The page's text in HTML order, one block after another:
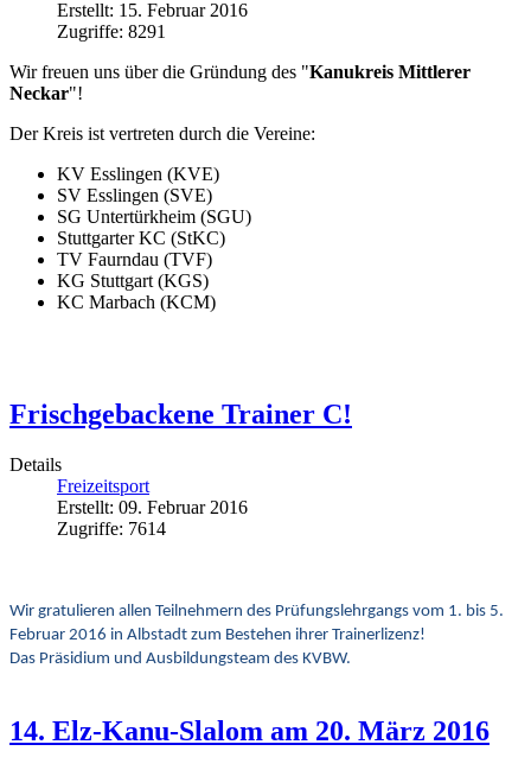
Erstellt: 15. Februar 2016
Zugriffe: 8291
Wir freuen uns über die Gründung des "Kanukreis Mittlerer
Neckar"!
Der Kreis ist vertreten durch die Vereine:
KV Esslingen (KVE)
SV Esslingen (SVE)
SG Untertürkheim (SGU)
Stuttgarter KC (StKC)
TV Faurndau (TVF)
KG Stuttgart (KGS)
KC Marbach (KCM)
Frischgebackene Trainer C!
Details
Freizeitsport
Erstellt: 09. Februar 2016
Zugriffe: 7614
Wir gratulieren allen Teilnehmern des Prüfungslehrgangs vom 1. bis 5.
Februar 2016 in Albstadt zum Bestehen ihrer Trainerlizenz!
Das Präsidium und Ausbildungsteam des KVBW.
14. Elz-Kanu-Slalom am 20. März 2016